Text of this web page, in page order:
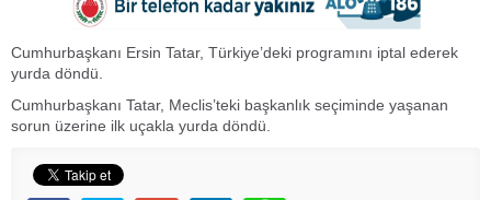
Cumhurbaşkanı Ersin Tatar, Türkiye’deki programını iptal ederek
yurda döndü.
Cumhurbaşkanı Tatar, Meclis’teki başkanlık seçiminde yaşanan
sorun üzerine ilk uçakla yurda döndü.